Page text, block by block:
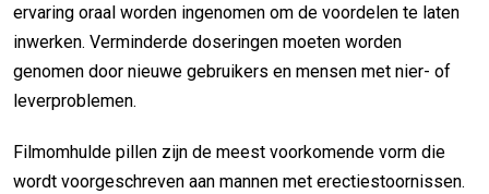
ervaring oraal worden ingenomen om de voordelen te laten
inwerken. Verminderde doseringen moeten worden
genomen door nieuwe gebruikers en mensen met nier- of
leverproblemen.
Filmomhulde pillen zijn de meest voorkomende vorm die
wordt voorgeschreven aan mannen met erectiestoornissen.